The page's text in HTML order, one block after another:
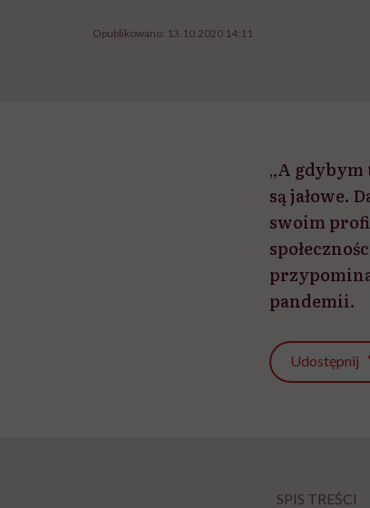
Opublikowano: 13.10.2020 14:11
„A gdybym
są jałowe.
swoim
pandemii.
Udostępnij
SPIS TREŚCI